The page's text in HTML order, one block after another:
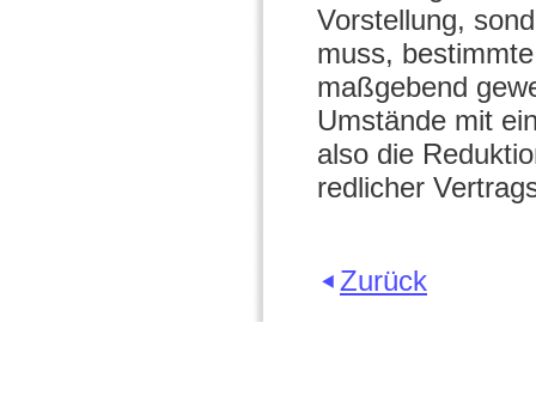
Vorstellung,
muss,
maßgebend
Umstände mit
also die
redlicher
Zurück